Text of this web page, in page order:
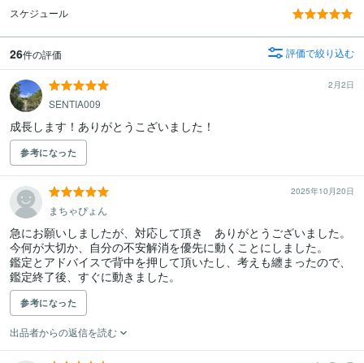
スケジュール
26件の評価 評価で絞り込む
2月2日
SENTIA009
成長します！ありがとうこざいました！
参考になった
2025年10月20日
まちゃぴょん
急にお願いしましたが、対応して頂き　ありがとうございました。
今何が大切か、自分の不安解消を優先に動くことにしました。
鑑定とアドバイスで背中を押して頂いたし、考えも纏まったので、
鑑定終了後、すぐに動きました。
参考になった
出品者からの返信を読む